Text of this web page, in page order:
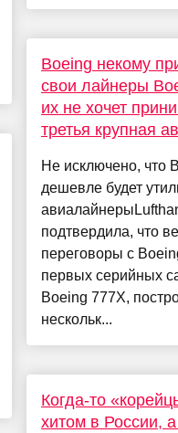
Boeing некому
свои лайнеры
их не хочет
третья крупная
Не исключено, что
дешевле будет
подтвердила, что
переговоры с
первых серийных
Boeing 777X,
нескольк...
Когда-то
хитом в России,